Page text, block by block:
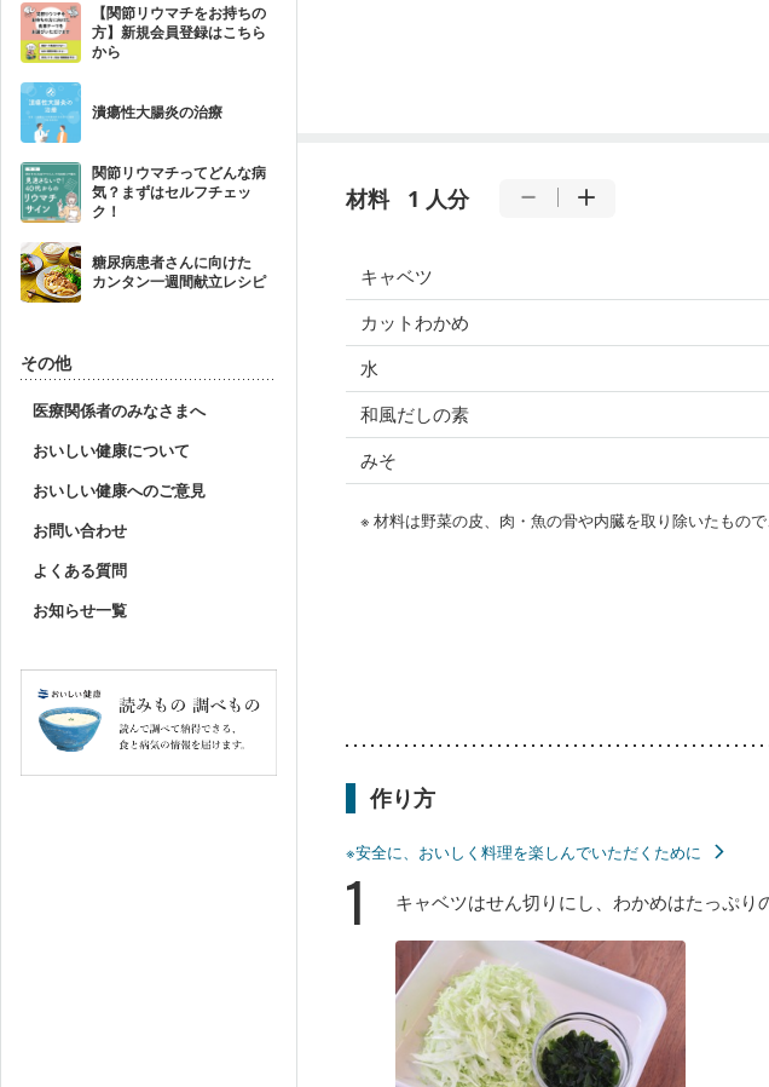
【関節リウマチをお持ちの
方】新規会員登録はこちら
から
潰瘍性大腸炎の治療
関節リウマチってどんな病
気？まずはセルフチェッ
ク！
糖尿病患者さんに向けた
カンタン一週間献立レシピ
その他
医療関係者のみなさまへ
おいしい健康について
おいしい健康へのご意見
お問い合わせ
よくある質問
お知らせ一覧
材料 1 人分
キャベツ
カットわかめ
水
和風だしの素
みそ
※ 材料は野菜の皮、肉・魚の骨や内臓を取り除いたもの
作り方
※安全に、おいしく料理を楽しんでいただくために
1 キャベツはせん切りにし、わかめはたっぷり